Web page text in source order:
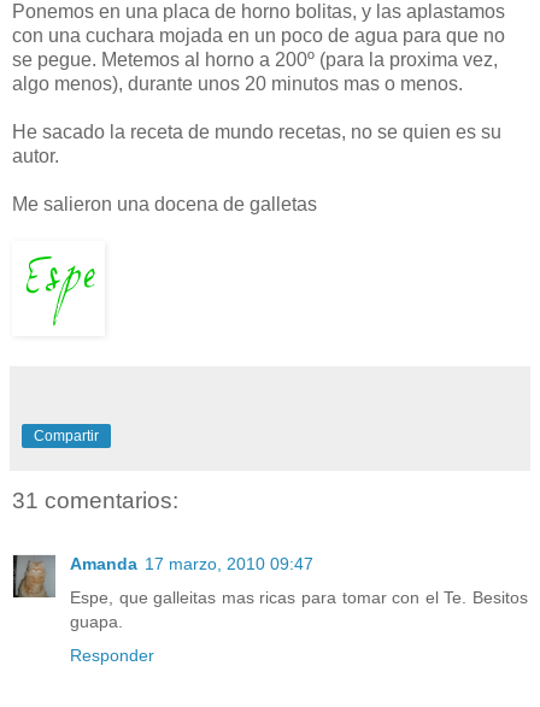
Ponemos en una placa de horno bolitas, y las aplastamos
con una cuchara mojada en un poco de agua para que no
se pegue. Metemos al horno a 200º (para la proxima vez,
algo menos), durante unos 20 minutos mas o menos.
He sacado la receta de mundo recetas, no se quien es su
autor.
Me salieron una docena de galletas
Compartir
31 comentarios:
Amanda 17 marzo, 2010 09:47
Espe, que galleitas mas ricas para tomar con el Te. Besitos
guapa.
Responder